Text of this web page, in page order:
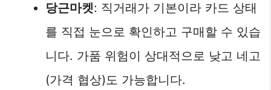
당근마켓: 직거래가 기본이라 카드 상태
를 직접 눈으로 확인하고 구매할 수 있습
니다. 가품 위험이 상대적으로 낮고 네고
(가격 협상)도 가능합니다.